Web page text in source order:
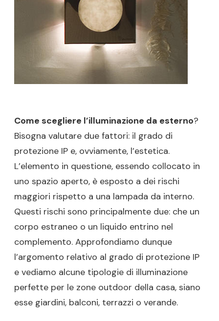
Come scegliere l’illuminazione da esterno?
Bisogna valutare due fattori: il grado di
protezione IP e, ovviamente, l’estetica.
L’elemento in questione, essendo collocato in
uno spazio aperto, è esposto a dei rischi
maggiori rispetto a una lampada da interno.
Questi rischi sono principalmente due: che un
corpo estraneo o un liquido entrino nel
complemento. Approfondiamo dunque
l’argomento relativo al grado di protezione IP
e vediamo alcune tipologie di illuminazione
perfette per le zone outdoor della casa, siano
esse giardini, balconi, terrazzi o verande.